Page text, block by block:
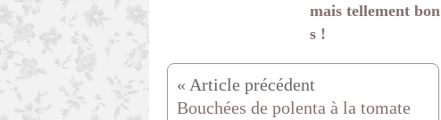
mais tellement bon
s !
Bouchées de polenta à la tomate